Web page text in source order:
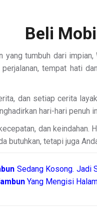
Beli
yang tumbuh dari
tempat hati
dan setiap cerita
hari-hari penuh
dan
butuhkan, tetapi juga
Sedang Kosong. Jadi
Yang Mengisi